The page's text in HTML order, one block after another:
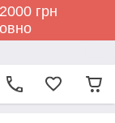
грн